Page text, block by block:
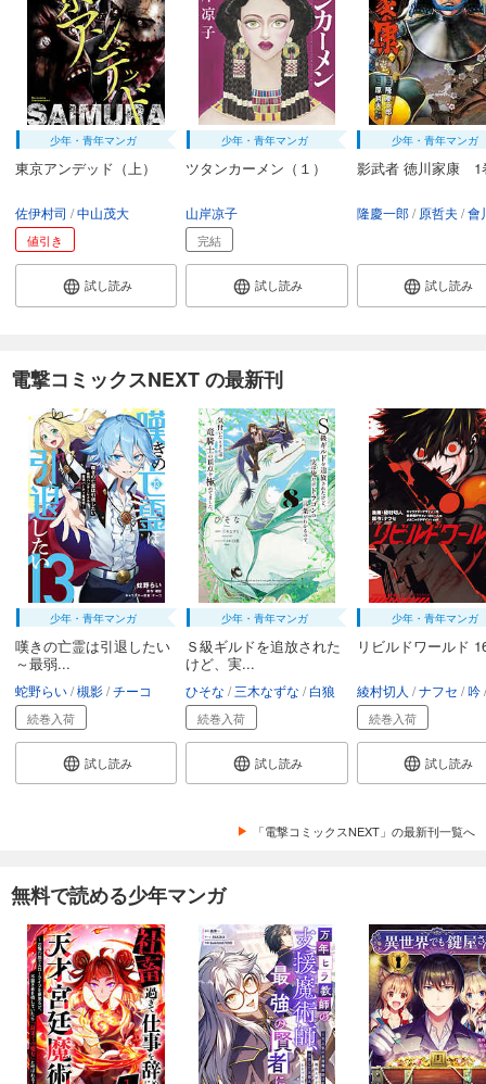
少年・青年マンガ
東京アンデッド（上）
佐伊村司 中山茂大
値引き
試し読み
少年・青年マンガ
ツタンカーメン（１）
山岸凉子
完結
試し読み
少年・青年マンガ
影武者 徳川家康 1
隆慶一郎 原哲夫 會
試し読み
電撃コミックスNEXT の最新刊
少年・青年マンガ
嘆きの亡霊は引退したい
～最弱...
蛇野らい 槻影 チーコ
続巻入荷
試し読み
少年・青年マンガ
Ｓ級ギルドを追放された
けど、実...
ひそな 三木なずな 白狼
続巻入荷
試し読み
少年・青年マンガ
リビルドワールド
綾村切人 ナフセ 吟
続巻入荷
試し読み
「電撃コミックスNEXT」の最新刊一覧へ
無料で読める少年マンガ